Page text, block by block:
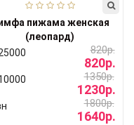
пижама женская
(леопард)
820р.
820р.
1350р.
1230р.
1800р.
1640р.